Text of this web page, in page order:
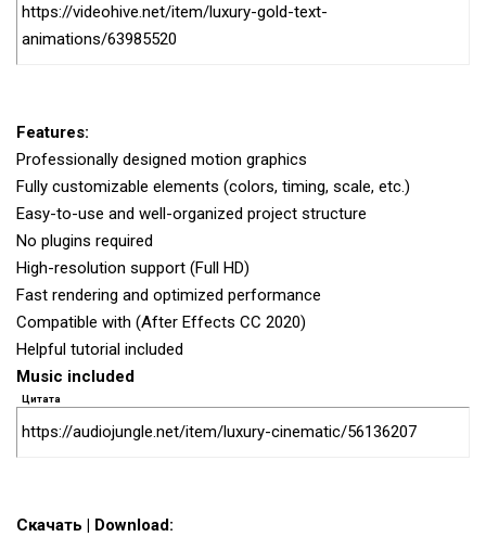
https://videohive.net/item/luxury-gold-text-
animations/63985520
Features:
Professionally designed motion graphics
Fully customizable elements (colors, timing, scale, etc.)
Easy-to-use and well-organized project structure
No plugins required
High-resolution support (Full HD)
Fast rendering and optimized performance
Compatible with (After Effects CC 2020)
Helpful tutorial included
Music included
Цитата
https://audiojungle.net/item/luxury-cinematic/56136207
Скачать | Download: